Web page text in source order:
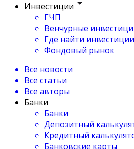
Инвестиции
ГЧП
Венчурные
Где найти инвестиции
Фондовый рынок
Все новости
Все статьи
Все авторы
Банки
Банки
Депозитный
Кредитный
Банковские карты